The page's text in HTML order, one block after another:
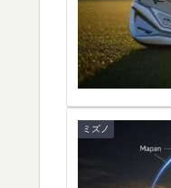
ミズノ